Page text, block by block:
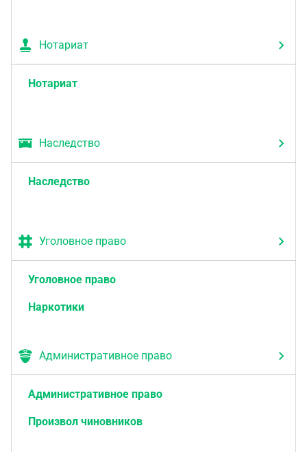
Нотариат
Нотариат
Наследство
Наследство
Уголовное право
Уголовное право
Наркотики
Административное право
Административное право
Произвол чиновников